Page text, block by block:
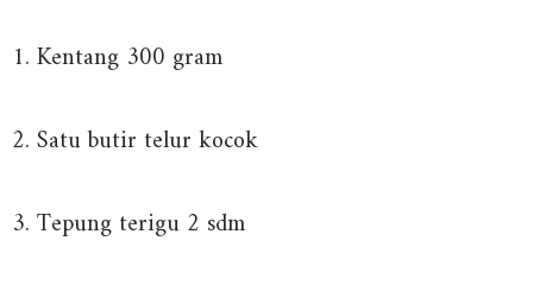
1. Kentang 300 gram
2. Satu butir telur kocok
3. Tepung terigu 2 sdm